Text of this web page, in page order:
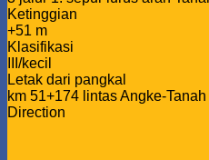
Ketinggian
+51 m
Klasifikasi
III/kecil
Letak dari pangkal
km 51+174 lintas Angke-
Direction